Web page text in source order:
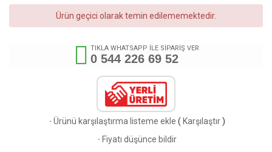
Ürün geçici olarak temin edilememektedir.
TIKLA WHATSAPP İLE SİPARİŞ VER
0 544 226 69 52
· Ürünü karşılaştırma listeme ekle ( Karşılaştır)
· Fiyatı düşünce bildir